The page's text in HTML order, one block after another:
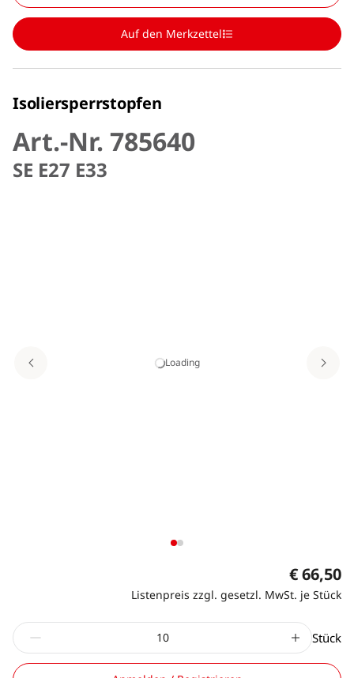
Auf den Merkzettel
Isoliersperrstopfen
Art.-Nr. 785640
SE E27 E33
Loading
€ 66,50
Listenpreis zzgl. gesetzl. MwSt. je Stück
Stück